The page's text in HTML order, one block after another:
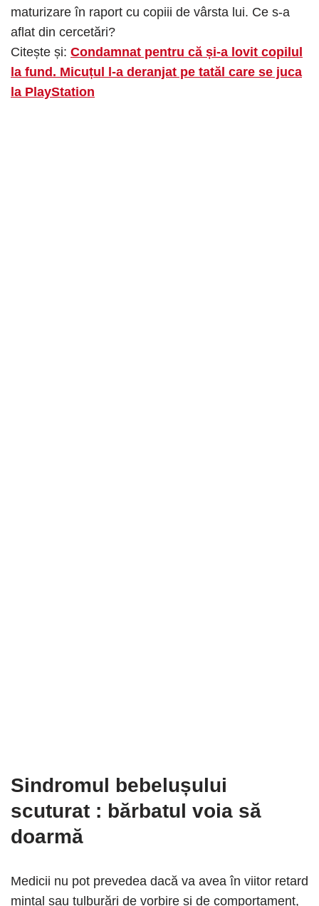
maturizare în raport cu copiii de vârsta lui. Ce s-a
aflat din cercetări?
Citește și: Condamnat pentru că și-a lovit copilul
la fund. Micuțul l-a deranjat pe tatăl care se juca
la PlayStation
Sindromul bebelușului
scuturat : bărbatul voia să
doarmă
Medicii nu pot prevedea dacă va avea în viitor retard
mintal sau tulburări de vorbire și de comportament,